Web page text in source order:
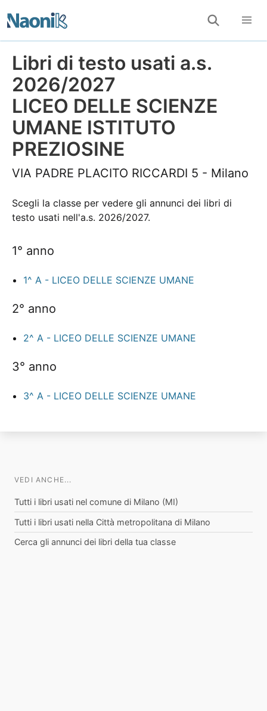
Libri di testo usati a.s.
2026/2027
LICEO DELLE SCIENZE
UMANE ISTITUTO
PREZIOSINE
VIA PADRE PLACITO RICCARDI 5 - Milano
Scegli la classe per vedere gli annunci dei libri di
testo usati nell'a.s. 2026/2027.
1° anno
1^ A - LICEO DELLE SCIENZE UMANE
2° anno
2^ A - LICEO DELLE SCIENZE UMANE
3° anno
3^ A - LICEO DELLE SCIENZE UMANE
VEDI ANCHE...
Tutti i libri usati nel comune di Milano (MI)
Tutti i libri usati nella Città metropolitana di Milano
Cerca gli annunci dei libri della tua classe